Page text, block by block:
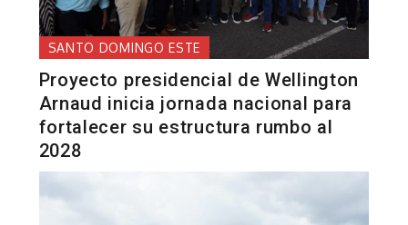
SANTO DOMINGO ESTE
Proyecto presidencial de Wellington
Arnaud inicia jornada nacional para
fortalecer su estructura rumbo al
2028